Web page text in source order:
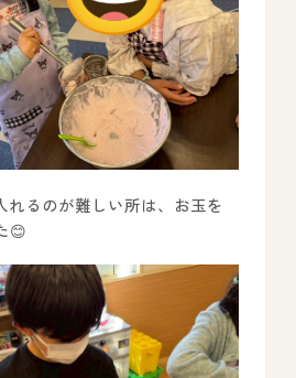
るのが難しい所は、お玉を
😊